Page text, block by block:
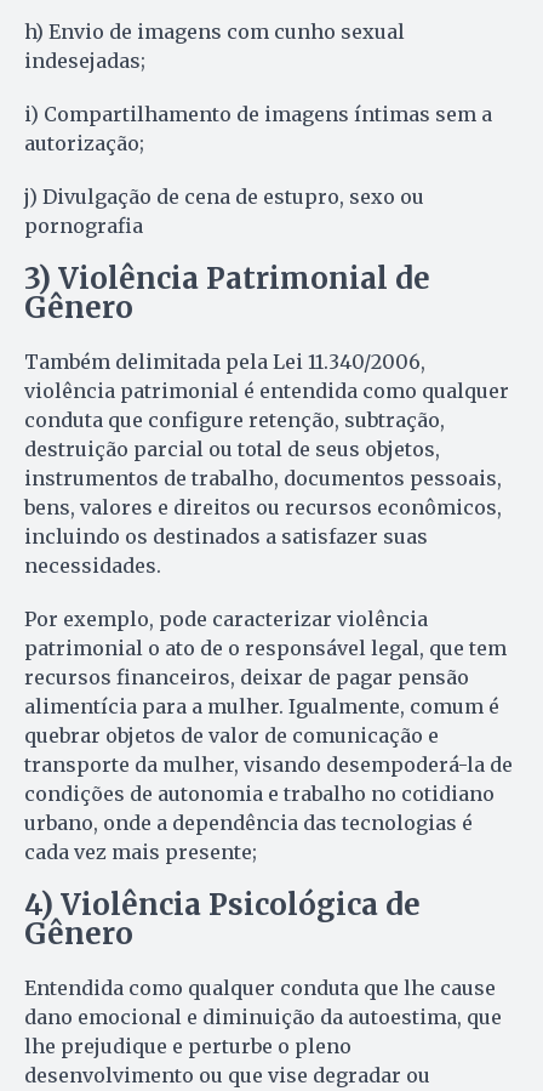
h) Envio de imagens com cunho sexual
indesejadas;
i) Compartilhamento de imagens íntimas sem a
autorização;
j) Divulgação de cena de estupro, sexo ou
pornografia
3) Violência Patrimonial de
Gênero
Também delimitada pela Lei 11.340/2006,
violência patrimonial é entendida como qualquer
conduta que configure retenção, subtração,
destruição parcial ou total de seus objetos,
instrumentos de trabalho, documentos pessoais,
bens, valores e direitos ou recursos econômicos,
incluindo os destinados a satisfazer suas
necessidades.
Por exemplo, pode caracterizar violência
patrimonial o ato de o responsável legal, que tem
recursos financeiros, deixar de pagar pensão
alimentícia para a mulher. Igualmente, comum é
quebrar objetos de valor de comunicação e
transporte da mulher, visando desempoderá-la de
condições de autonomia e trabalho no cotidiano
urbano, onde a dependência das tecnologias é
cada vez mais presente;
4) Violência Psicológica de
Gênero
Entendida como qualquer conduta que lhe cause
dano emocional e diminuição da autoestima, que
lhe prejudique e perturbe o pleno
desenvolvimento ou que vise degradar ou